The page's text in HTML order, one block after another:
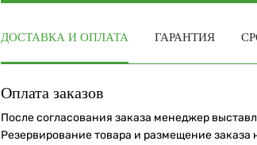
ДОСТАВКА И ОПЛАТА ГАРАНТИЯ
Оплата заказов
После согласования заказа менеджер
Резервирование товара и размещение